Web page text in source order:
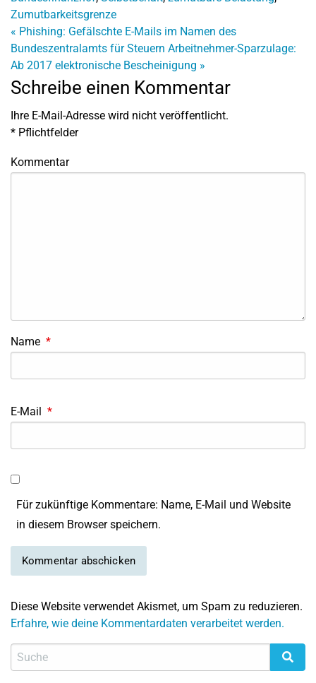
Zumutbarkeitsgrenze
« Phishing: Gefälschte E-Mails im Namen des
Bundeszentralamts für Steuern Arbeitnehmer-Sparzulage:
Ab 2017 elektronische Bescheinigung »
Schreibe einen Kommentar
Ihre E-Mail-Adresse wird nicht veröffentlicht.
* Pflichtfelder
Kommentar
Name *
E-Mail *
Für zukünftige Kommentare: Name, E-Mail und Website
in diesem Browser speichern.
Diese Website verwendet Akismet, um Spam zu reduzieren.
Erfahre, wie deine Kommentardaten verarbeitet werden.